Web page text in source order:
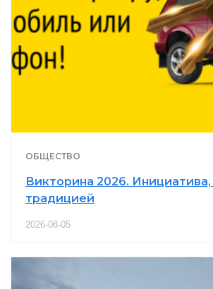
ОБЩЕСТВО
Викторина 2026.
традицией
2026-08-05